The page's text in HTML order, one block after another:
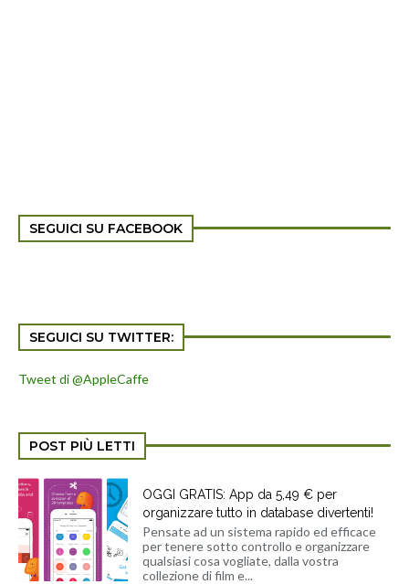
SEGUICI SU FACEBOOK
SEGUICI SU TWITTER:
Tweet di @AppleCaffe
POST PIÙ LETTI
OGGI GRATIS: App da 5,49 € per
organizzare tutto in database divertenti!
Pensate ad un sistema rapido ed efficace
per tenere sotto controllo e organizzare
qualsiasi cosa vogliate, dalla vostra
collezione di film e...